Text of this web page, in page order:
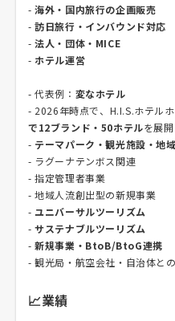
-海外・国内旅行の企画販売
-訪日旅行・インバウンド対応
-法人・団体・MICE
- ホテル運営
- 代表例： 変なホテル
- 2026年時点で、H.I.S.ホテル
で12ブランド・50ホテルを展開
- テーマパーク・観光施設・地
- ラグーナテンボス関連
- 指定管理者事業
- 地域人流創出型の新規事業
-ユニバーサルツーリズム
-サステナブルツーリズム
-新規事業・BtoB/BtoG連携
- 観光局・航空会社・自治体と
📈業績